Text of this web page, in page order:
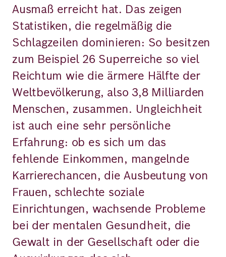
Ausmaß erreicht hat. Das zeigen
Statistiken, die regelmäßig die
Schlagzeilen dominieren: So besitzen
zum Beispiel 26 Superreiche so viel
Reichtum wie die ärmere Hälfte der
Weltbevölkerung, also 3,8 Milliarden
Menschen, zusammen. Ungleichheit
ist auch eine sehr persönliche
Erfahrung: ob es sich um das
fehlende Einkommen, mangelnde
Karrierechancen, die Ausbeutung von
Frauen, schlechte soziale
Einrichtungen, wachsende Probleme
bei der mentalen Gesundheit, die
Gewalt in der Gesellschaft oder die